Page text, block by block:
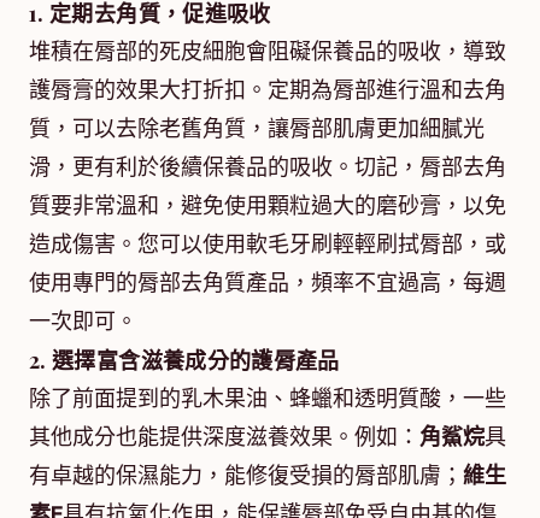
1. 定期去角質，促進吸收
堆積在脣部的死皮細胞會阻礙保養品的吸收，導致
護脣膏的效果大打折扣。定期為脣部進行溫和去角
質，可以去除老舊角質，讓脣部肌膚更加細膩光
滑，更有利於後續保養品的吸收。切記，脣部去角
質要非常溫和，避免使用顆粒過大的磨砂膏，以免
造成傷害。您可以使用軟毛牙刷輕輕刷拭脣部，或
使用專門的脣部去角質產品，頻率不宜過高，每週
一次即可。
2. 選擇富含滋養成分的護脣產品
除了前面提到的乳木果油、蜂蠟和透明質酸，一些
其他成分也能提供深度滋養效果。例如： 角鯊烷具
有卓越的保濕能力，能修復受損的脣部肌膚； 維生